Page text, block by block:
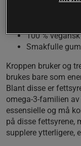
100 %
Smakfulle
Kroppen bruker og
brukes bare som
Blant disse er
omega-3-familien
essensielle og må
på disse fettsyrene,
supplere ytterligere,